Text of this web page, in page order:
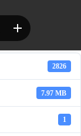
2826
7.97 MB
1